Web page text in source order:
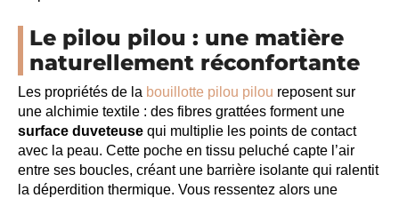
Le pilou pilou : une matière
naturellement réconfortante
Les propriétés de la bouillotte pilou pilou reposent sur
une alchimie textile : des fibres grattées forment une
surface duveteuse qui multiplie les points de contact
avec la peau. Cette poche en tissu peluché capte l’air
entre ses boucles, créant une barrière isolante qui ralentit
la déperdition thermique. Vous ressentez alors une